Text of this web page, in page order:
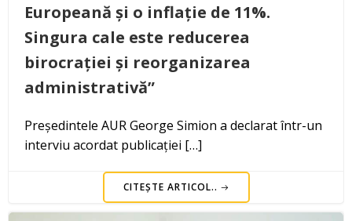
Europeană și o inflație de 11%.
Singura cale este reducerea
birocrației și reorganizarea
administrativă”
Președintele AUR George Simion a declarat într-un
interviu acordat publicației […]
CITEȘTE ARTICOL..